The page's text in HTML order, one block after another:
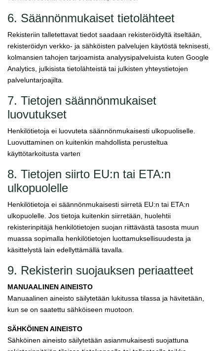
6. Säännönmukaiset tietolähteet
Rekisteriin talletettavat tiedot saadaan rekisteröidyltä itseltään,
rekisteröidyn verkko- ja sähköisten palvelujen käytöstä teknisesti,
kolmansien tahojen tarjoamista analyysipalveluista kuten Google
Analytics, julkisista tietolähteistä tai julkisten yhteystietojen
palveluntarjoajilta.
7. Tietojen säännönmukaiset
luovutukset
Henkilötietoja ei luovuteta säännönmukaisesti ulkopuoliselle.
Luovuttaminen on kuitenkin mahdollista perusteltua
käyttötarkoitusta varten
8. Tietojen siirto EU:n tai ETA:n
ulkopuolelle
Henkilötietoja ei säännönmukaisesti siirretä EU:n tai ETA:n
ulkopuolelle. Jos tietoja kuitenkin siirretään, huolehtii
rekisterinpitäjä henkilötietojen suojan riittävästä tasosta muun
muassa sopimalla henkilötietojen luottamuksellisuudesta ja
käsittelystä lain edellyttämällä tavalla.
9. Rekisterin suojauksen periaatteet
MANUAALINEN AINEISTO
Manuaalinen aineisto säilytetään lukitussa tilassa ja hävitetään,
kun se on saatettu sähköiseen muotoon.
SÄHKÖINEN AINEISTO
Sähköinen aineisto säilytetään asianmukaisesti suojattuna